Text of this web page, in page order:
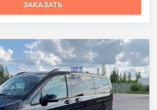
ЗАКАЗАТЬ